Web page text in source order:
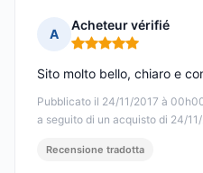
A
Acheteur vérifié
Nota: 5 su 5
Pubblicato il 24/11/2017 à
a seguito di un acquisto di 24/
Sito molto bello, chiaro e
Recensione tradotta